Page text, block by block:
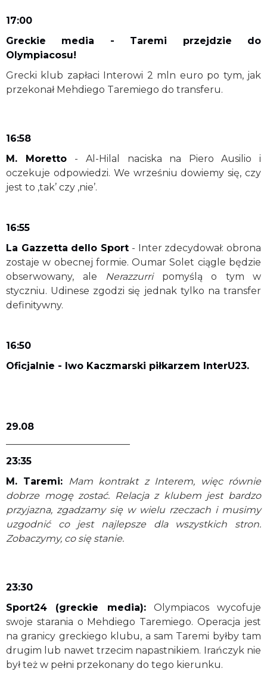
17:00
Greckie media - Taremi przejdzie do
Olympiacosu!
Grecki klub zapłaci Interowi 2 mln euro po tym, jak
przekonał Mehdiego Taremiego do transferu.
16:58
M. Moretto - Al-Hilal naciska na Piero Ausilio i
oczekuje odpowiedzi. We wrześniu dowiemy się, czy
jest to ‚tak’ czy ‚nie’.
16:55
La Gazzetta dello Sport - Inter zdecydował: obrona
zostaje w obecnej formie. Oumar Solet ciągle będzie
obserwowany, ale
Nerazzurripomyślą o tym w
styczniu. Udinese zgodzi się jednak tylko na transfer
definitywny.
16:50
Oficjalnie - Iwo Kaczmarski piłkarzem InterU23.
29.08
23:35
M. Taremi:
Mam kontrakt z Interem, więc równie
dobrze mogę zostać. Relacja z klubem jest bardzo
przyjazna, zgadzamy się w wielu rzeczach i musimy
uzgodnić co jest najlepsze dla wszystkich stron.
Zobaczymy, co się stanie.
23:30
Sport24 (greckie media):Olympiacos wycofuje
swoje starania o Mehdiego Taremiego. Operacja jest
na granicy greckiego klubu, a sam Taremi byłby tam
drugim lub nawet trzecim napastnikiem. Irańczyk nie
był też w pełni przekonany do tego kierunku.